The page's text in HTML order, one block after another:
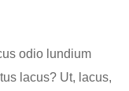
odio lundium
lacus? Ut, lacus,